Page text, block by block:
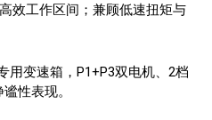
效工作区间；兼顾低速扭矩与
用变速箱，P1+P3双电机、2档
性表现。